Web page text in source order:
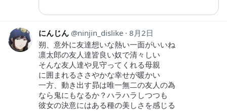
にんじん ninjin_dislike 8月2日
朔、意外に友達想いな熱い一面がいいね
凛太郎の友人達皆良い奴で清々しい
そんな友人達や見守ってくれる母親
に囲まれるささやかな幸せが暖かい
一方、動き出す昴は唯一無二の友人の為
なら鬼にもなるか？ハラハラしつつも
彼女の決意にはある種の美しさを感じる